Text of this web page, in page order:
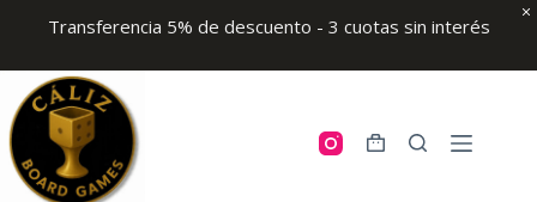
Transferencia 5% de descuento - 3 cuotas sin interés
content
Shopping